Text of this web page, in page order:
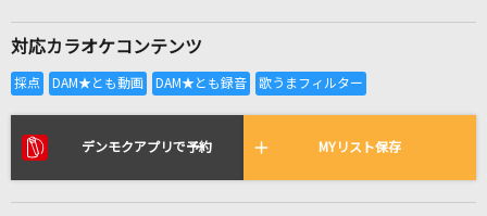
全国りれき
リアルタイムで歌われている曲の一覧
対応カラオケコンテンツ
デンモクアプリで予約 MYリスト保存